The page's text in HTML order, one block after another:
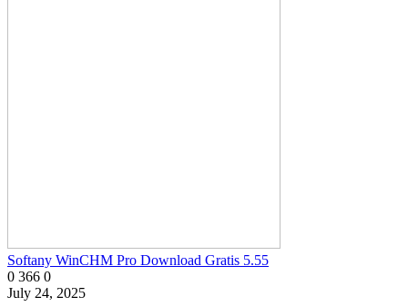
Softany WinCHM Pro Download Gratis 5.55
0 366 0
July 24, 2025